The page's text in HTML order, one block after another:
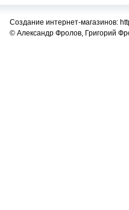
Создание интернет-магазинов:
© Александр Фролов, Григорий